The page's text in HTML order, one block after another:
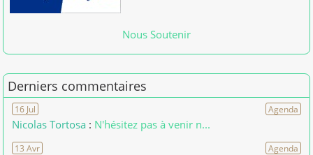
Nous Soutenir
Derniers commentaires
16 Jul Agenda
Nicolas Tortosa : N'hésitez pas à venir n...
13 Avr Agenda